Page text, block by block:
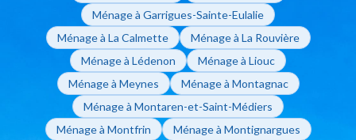
Ménage à Garrigues-Sainte-Eulalie
Ménage à La Calmette
Ménage à La Rouvière
Ménage à Lédenon
Ménage à Liouc
Ménage à Meynes
Ménage à Montagnac
Ménage à Montaren-et-Saint-Médiers
Ménage à Montfrin
Ménage à Montignargues